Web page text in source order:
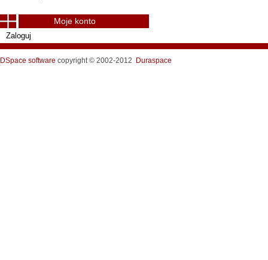
Moje konto
Zaloguj
DSpace software copyright © 2002-2012 Duraspace